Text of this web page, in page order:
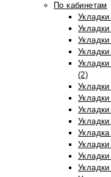
По кабинетам
(2)